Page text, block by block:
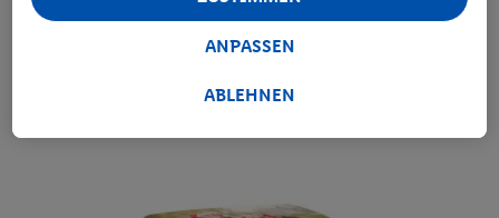
ein. Unter „Ablehnen“ können Sie nur den Einsatz
notwendiger Techniken zulassen. Unter „Anpassen“
Weitere Informationen, auch zu Ihrem jederzeitigen
ABLEHNEN
ANPASSEN